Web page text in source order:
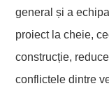
general și a
proiect la cheie,
construcție,
conflictele dintre